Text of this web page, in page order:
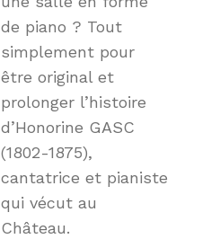
de piano ? Tout
simplement pour
être original et
prolonger l’histoire
d’Honorine GASC
(1802-1875),
cantatrice et pianiste
qui vécut au
Château.